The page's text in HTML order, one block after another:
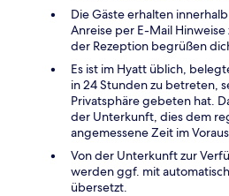
Die Gäste erhalten
Anreise per E-Mail
der Rezeption begrüßen
Es ist im Hyatt üblich,
in 24 Stunden zu betreten,
Privatsphäre gebeten hat.
der Unterkunft, dies dem
angemessene Zeit im
Von der Unterkunft zur
werden ggf. mit
übersetzt.